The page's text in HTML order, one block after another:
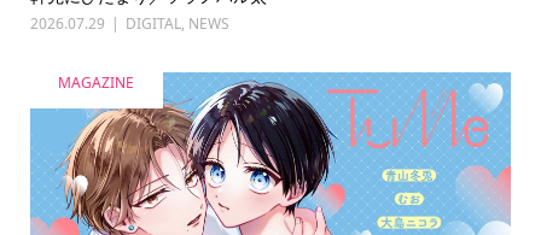
2026.07.29 DIGITAL, NEWS
MAGAZINE